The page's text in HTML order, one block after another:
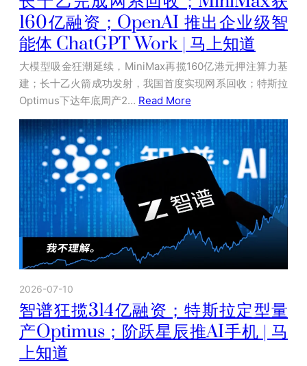
160亿融资；OpenAI 推出企业级智
能体 ChatGPT Work | 马上知道
大模型吸金狂潮延续，MiniMax再揽160亿港元押注算力基
建；长十乙火箭成功发射，我国首度实现网系回收；特斯拉
Optimus下达年底周产2… Read More
2026-07-10
智谱狂揽314亿融资；特斯拉定型量
产Optimus；阶跃星辰推AI手机 | 马
上知道